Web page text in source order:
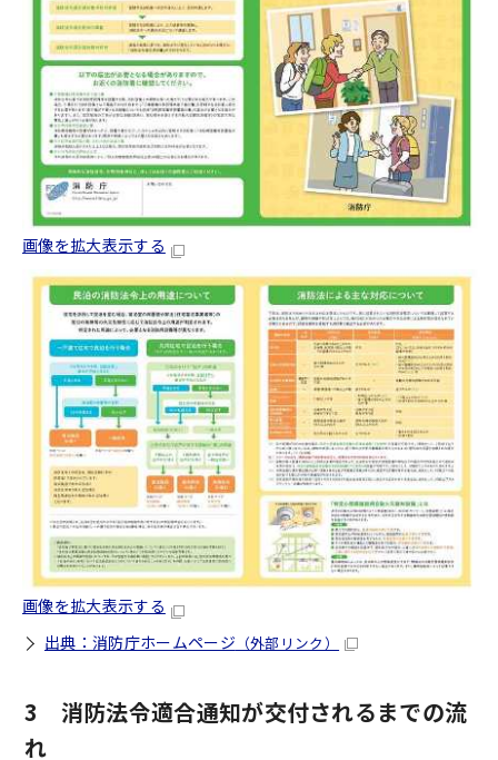
画像を拡大表示する
画像を拡大表示する
出典：消防庁ホームページ （外部リンク）
3 消防法令適合通知が交付されるまでの流
れ